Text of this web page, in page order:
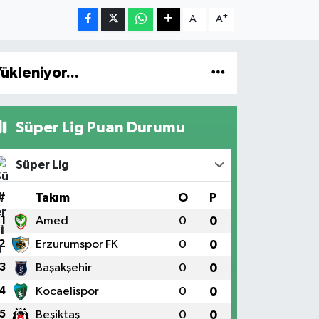
A- A+
Süper Lig Puan Durumu
Süper Lig
Takım O P
1 Amed 0 0
Erzurumspor FK 0 0
3 Başakşehir 0 0
Kocaelispor 0 0
5 Beşiktaş 0 0